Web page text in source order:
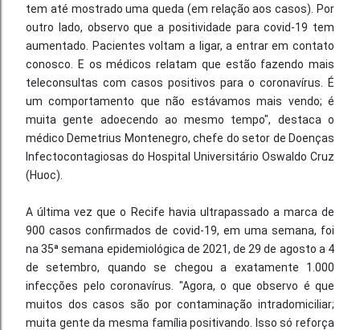
tem até mostrado uma queda (em relação aos casos). Por
outro lado, observo que a positividade para covid-19 tem
aumentado. Pacientes voltam a ligar, a entrar em contato
conosco. E os médicos relatam que estão fazendo mais
teleconsultas com casos positivos para o coronavírus. É
um comportamento que não estávamos mais vendo; é
muita gente adoecendo ao mesmo tempo", destaca o
médico Demetrius Montenegro, chefe do setor de Doenças
Infectocontagiosas do Hospital Universitário Oswaldo Cruz
(Huoc).
A última vez que o Recife havia ultrapassado a marca de
900 casos confirmados de covid-19, em uma semana, foi
na 35ª semana epidemiológica de 2021, de 29 de agosto a 4
de setembro, quando se chegou a exatamente 1.000
infecções pelo coronavírus. "Agora, o que observo é que
muitos dos casos são por contaminação intradomiciliar;
muita gente da mesma família positivando. Isso só reforça